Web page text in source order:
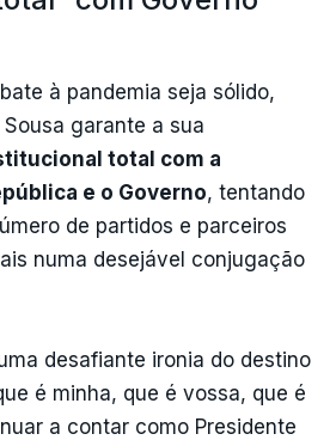
à pandemia seja sólido,
garante a sua
total com a
e o Governo, tentando
de partidos e parceiros
numa desejável conjugação
desafiante ironia do destino
é minha, que é vossa, que é
a contar como Presidente